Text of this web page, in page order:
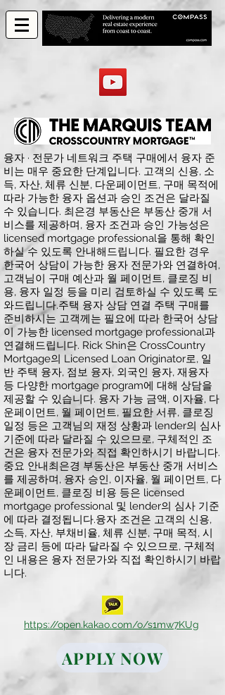
융자 · 전문가 네트워크 주택 구매에서 융자 준
비는 매우 중요한 단계입니다. 고객의 신용, 소
득, 자산, 체류 신분, 다운페이먼트, 구매 목적에
따라 가능한 융자 옵션과 승인 조건은 달라질
수 있습니다. 최은경 부동산은 부동산 중개 서
비스를 제공하며, 융자 조건과 승인 가능성은
licensed mortgage professional을 통해 확인
하실 수 있도록 안내해드립니다. 필요한 경우
한국어 상담이 가능한 융자 전문가와 연결하여,
고객님이 구매 예산과 월 페이먼트, 클로징 비
용, 융자 일정 등을 미리 검토하실 수 있도록 도
와드립니다. ​ 주택 융자 상담 연결 주택 구매를
준비하시는 고객께는 필요에 따라 한국어 상담
이 가능한 licensed mortgage professional과
연결해드립니다. Rick Shin은 CrossCountry
Mortgage의 Licensed Loan Originator로, 일
반 주택 융자, 점보 융자, 외국인 융자, 재융자
등 다양한 mortgage program에 대해 상담을
제공할 수 있습니다. 융자 가능 금액, 이자율, 다
운페이먼트, 월 페이먼트, 필요한 서류, 클로징
일정 등은 고객님의 재정 상황과 lender의 심사
기준에 따라 달라질 수 있으므로, 구체적인 조
건은 융자 전문가와 직접 확인하시기 바랍니다.
중요 안내최은경 부동산은 부동산 중개 서비스
를 제공하며, 융자 승인, 이자율, 월 페이먼트, 다
운페이먼트, 클로징 비용 등은 licensed
mortgage professional 및 lender의 심사 기준
에 따라 결정됩니다.융자 조건은 고객의 신용,
소득, 자산, 부채비율, 체류 신분, 구매 목적, 시
장 금리 등에 따라 달라질 수 있으므로, 구체적
인 내용은 융자 전문가와 직접 확인하시기 바랍
니다.
https://open.kakao.com/o/s1mw7KUg
APPLY NOW